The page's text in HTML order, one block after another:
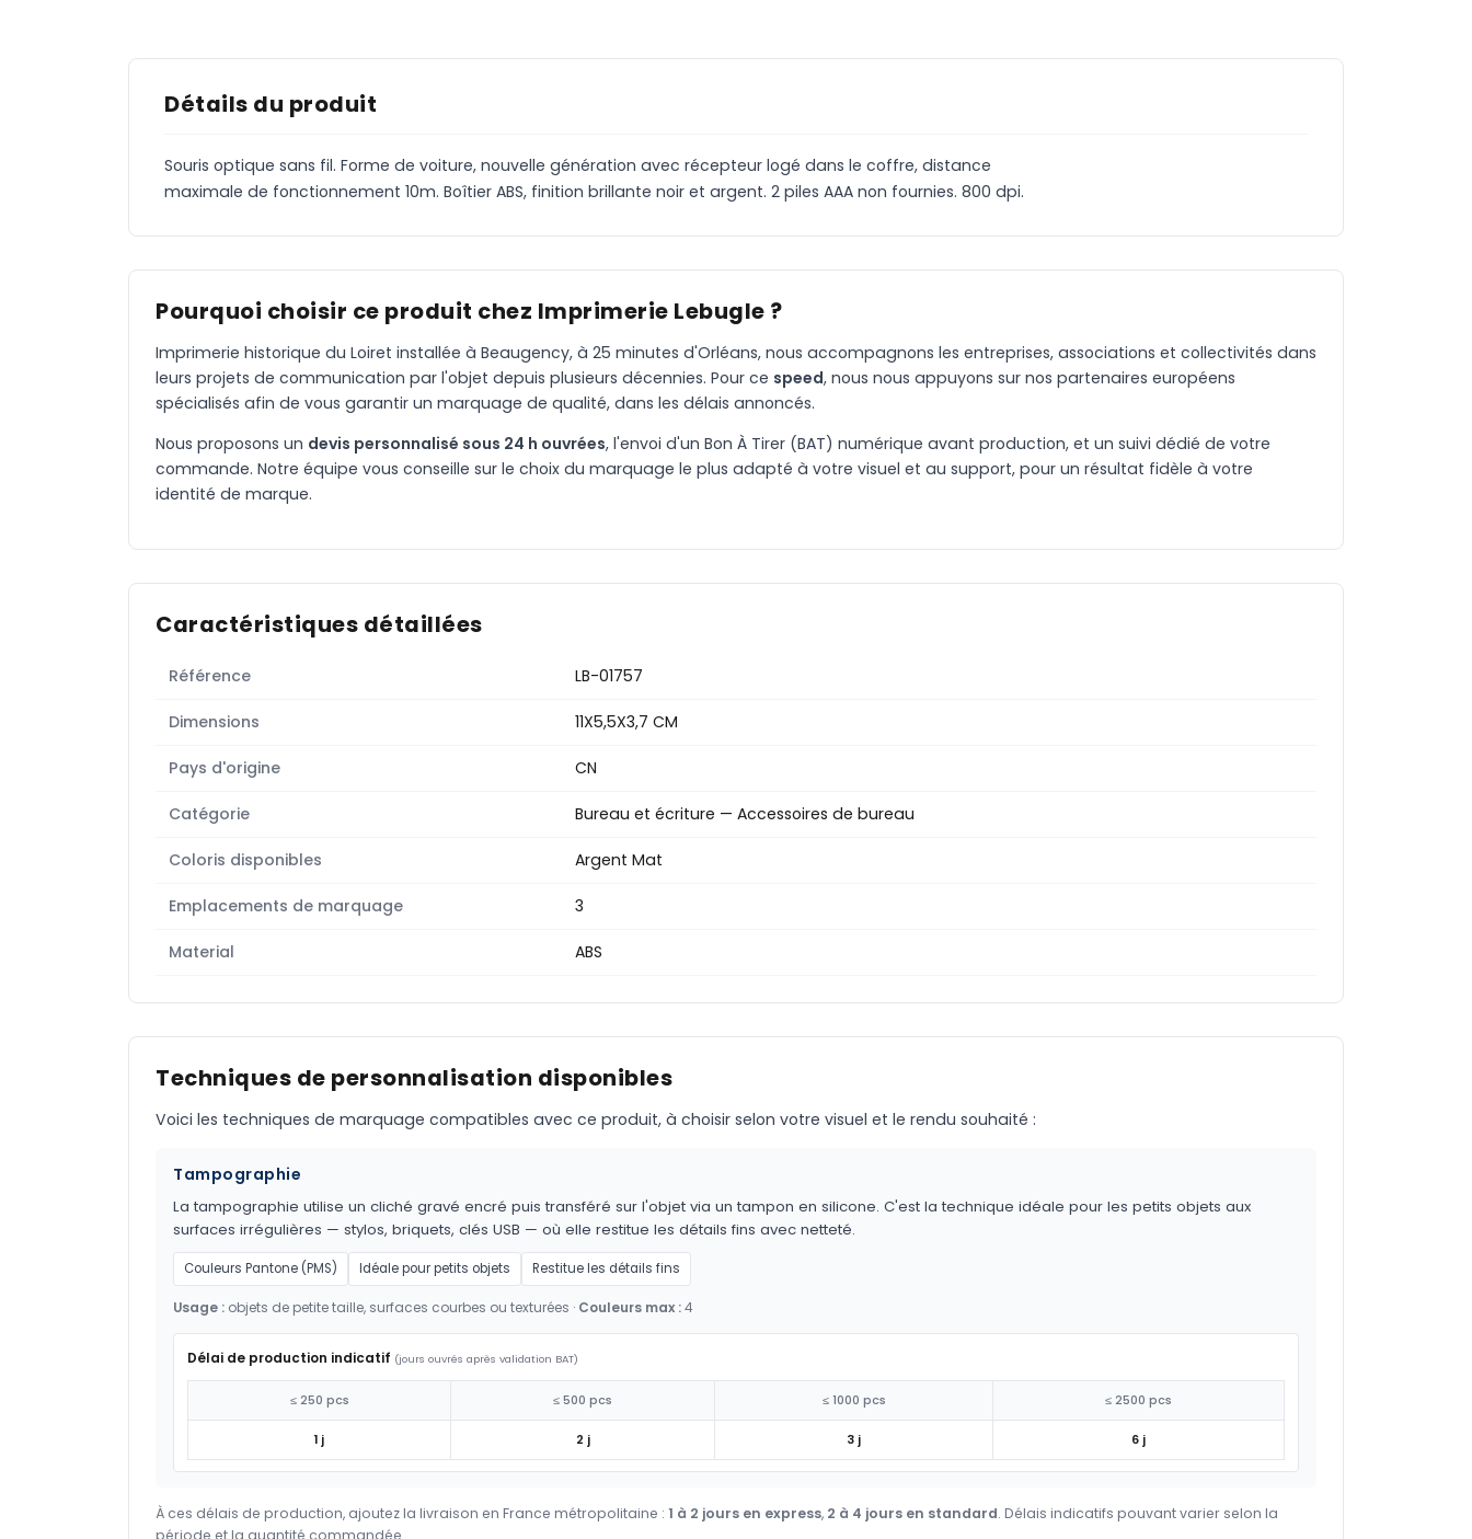
Détails du produit
Souris optique sans fil. Forme de voiture, nouvelle génération avec récepteur logé dans le coffre, distance
maximale de fonctionnement 10m. Boîtier ABS, finition brillante noir et argent. 2 piles AAA non fournies. 800 dpi.
Pourquoi choisir ce produit chez Imprimerie Lebugle ?
Imprimerie historique du Loiret installée à Beaugency, à 25 minutes d'Orléans, nous accompagnons les entreprises, associations et collectivités dans
leurs projets de communication par l'objet depuis plusieurs décennies. Pour ce speed, nous nous appuyons sur nos partenaires européens
spécialisés afin de vous garantir un marquage de qualité, dans les délais annoncés.
Nous proposons un devis personnalisé sous 24 h ouvrées, l'envoi d'un Bon À Tirer (BAT) numérique avant production, et un suivi dédié de votre
commande. Notre équipe vous conseille sur le choix du marquage le plus adapté à votre visuel et au support, pour un résultat fidèle à votre
identité de marque.
Caractéristiques détaillées
Référence LB-01757
Dimensions 11X5,5X3,7 CM
Pays d'origine CN
Catégorie Bureau et écriture — Accessoires de bureau
Coloris disponibles Argent Mat
Emplacements de marquage 3
Material ABS
Techniques de personnalisation disponibles
Voici les techniques de marquage compatibles avec ce produit, à choisir selon votre visuel et le rendu souhaité :
Tampographie
La tampographie utilise un cliché gravé encré puis transféré sur l'objet via un tampon en silicone. C'est la technique idéale pour les petits objets aux
surfaces irrégulières — stylos, briquets, clés USB — où elle restitue les détails fins avec netteté.
Couleurs Pantone (PMS) Idéale pour petits objets Restitue les détails fins
Usage : objets de petite taille, surfaces courbes ou texturées · Couleurs max :4
Délai de production indicatif (jours ouvrés après validation BAT)
≤ 250 pcs ≤ 500 pcs ≤ 1000 pcs ≤ 2500 pcs
1 j 2 j 3 j 6 j
À ces délais de production, ajoutez la livraison en France métropolitaine : 1 à 2 jours en express, 2 à 4 jours en standard. Délais indicatifs pouvant varier selon la